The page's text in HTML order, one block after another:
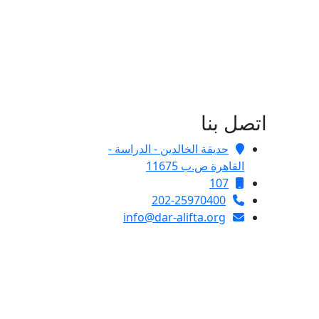
اتصل بنا
حديقة الخالدين - الدراسة -
القاهرة ص.ب 11675
107
202-25970400
info@dar-alifta.org